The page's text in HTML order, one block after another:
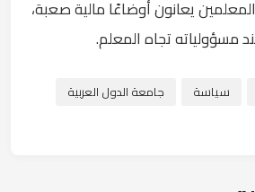
يعانون أوضاعًا مالية صعبة،
مسؤولياته تجاه المعلم.
سياسة
جامعة الدول العربية